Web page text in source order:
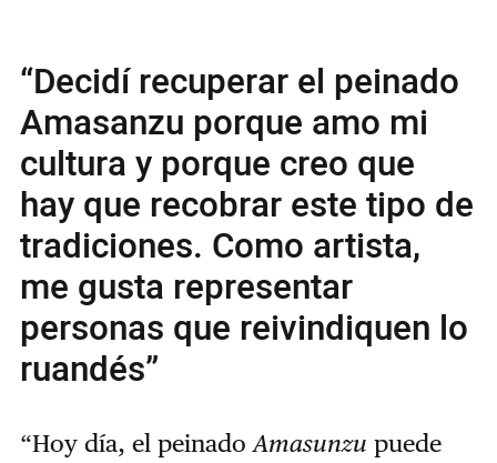
“Decidí recuperar el peinado
Amasanzu porque amo mi
cultura y porque creo que
hay que recobrar este tipo de
tradiciones. Como artista,
me gusta representar
personas que reivindiquen lo
ruandés”
“Hoy día, el peinadoAmasunzu puede